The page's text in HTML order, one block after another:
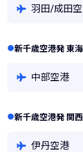
羽田/成田
新千歳空港発 東
中部空港
新千歳空港発 関
伊丹空港